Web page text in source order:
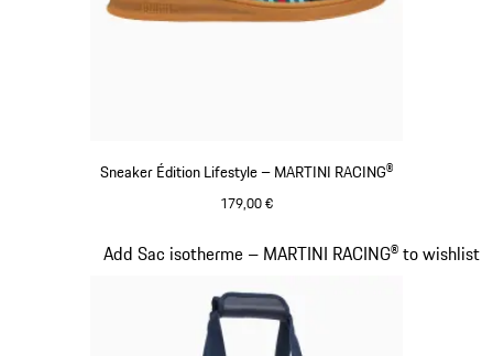
Sneaker Édition Lifestyle – MARTINI RACING®
179,00 €
Add Sac isotherme – MARTINI RACING® to wishlist
Diapositive 15 sur 20